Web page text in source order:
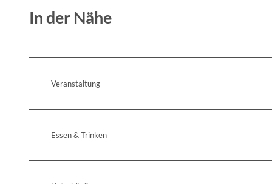
In der Nähe
Veranstaltung
Essen & Trinken